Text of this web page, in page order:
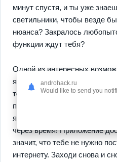
минут спустя, и ты уже
светильники, чтобы везде
нюанса? Закралось
функции ждут тебя?
Одной из интересных
является экспорт данных в
тебя под рукой , чтобы
профессионально. А знаешь,
яркость в
через время! Приложение
значит, что тебе не нужно
интернету. Заходи снова и
androhack.ru
Would like to send you